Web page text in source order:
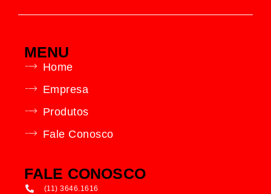
MENU
Home
Empresa
Produtos
Fale Conosco
FALE CONOSCO
(11) 3646.1616